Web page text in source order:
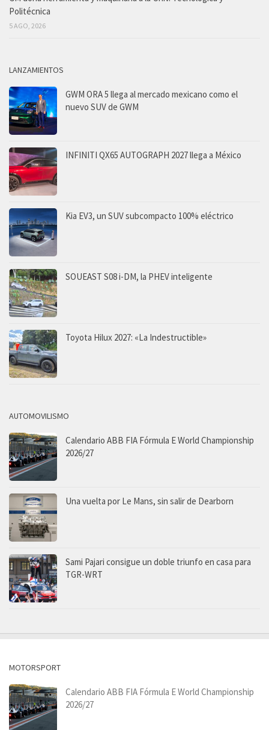
Politécnica
5 AGO, 2026
LANZAMIENTOS
GWM ORA 5 llega al mercado mexicano como el
nuevo SUV de GWM
INFINITI QX65 AUTOGRAPH 2027 llega a México
Kia EV3, un SUV subcompacto 100% eléctrico
SOUEAST S08 i-DM, la PHEV inteligente
Toyota Hilux 2027: «La Indestructible»
AUTOMOVILISMO
Calendario ABB FIA Fórmula E World Championship
2026/27
Una vuelta por Le Mans, sin salir de Dearborn
Sami Pajari consigue un doble triunfo en casa para
TGR-WRT
MOTORSPORT
Calendario ABB FIA Fórmula E World Championship
2026/27